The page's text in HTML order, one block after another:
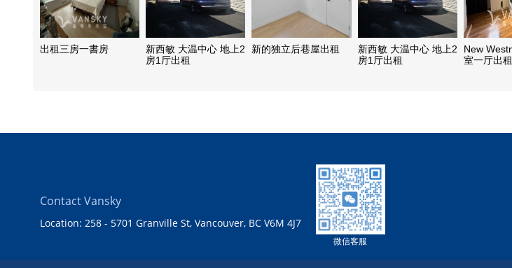
出租三房一書房
新西敏 大温中心 地上2
房1厅出租
新的独立后巷屋出租
新西敏 大温中心 地上2
房1厅出租
New
室一厅出租
Contact Vansky
Location: 258 - 5701 Granville St, Vancouver, BC V6M 4J7
微信客服